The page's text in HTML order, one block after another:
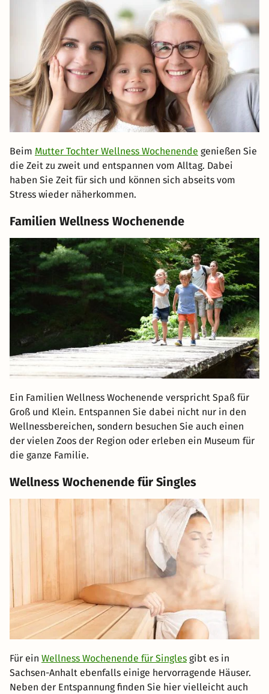
Beim Mutter Tochter Wellness Wochenende genießen Sie
die Zeit zu zweit und entspannen vom Alltag. Dabei
haben Sie Zeit für sich und können sich abseits vom
Stress wieder näherkommen.
Familien Wellness Wochenende
Ein Familien Wellness Wochenende verspricht Spaß für
Groß und Klein. Entspannen Sie dabei nicht nur in den
Wellnessbereichen, sondern besuchen Sie auch einen
der vielen Zoos der Region oder erleben ein Museum für
die ganze Familie.
Wellness Wochenende für Singles
Für ein Wellness Wochenende für Singles gibt es in
Sachsen-Anhalt ebenfalls einige hervorragende Häuser.
Neben der Entspannung finden Sie hier vielleicht auch